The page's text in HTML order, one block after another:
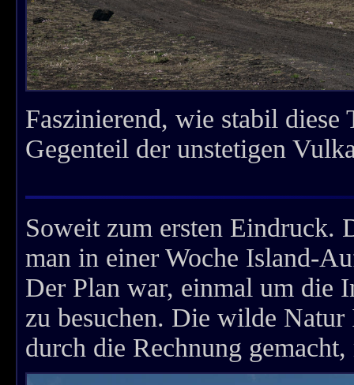
Faszinierend, wie stabil diese
Gegenteil der unstetigen
Soweit zum ersten Eindruck.
man in einer Woche Island-
Der Plan war, einmal um die
zu besuchen. Die wilde Natur
durch die Rechnung